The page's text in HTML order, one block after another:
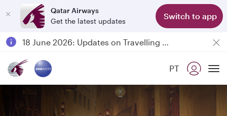
Qatar Airways
Get the latest updates
Switch to app
Passengers flying between Doha and Auckland on QR914 and QR915
18 June 2026: Updates on Travelling with Power Banks
PT